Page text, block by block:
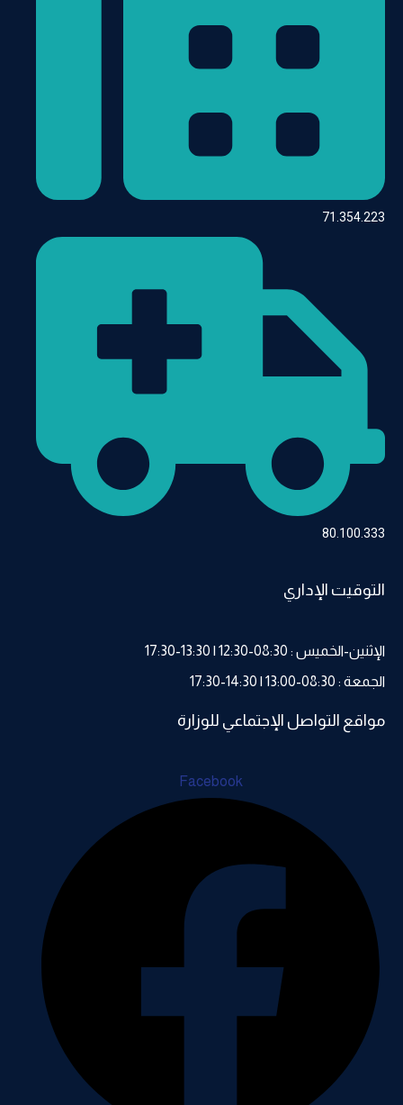
71.354.223
80.100.333
التوقيت الإداري
الإثنين-الخميس : 08:30-12:30 | 13:30-17:30
الجمعة : 08:30-13:00 | 14:30-17:30
مواقع التواصل الإجتماعي للوزارة
Facebook